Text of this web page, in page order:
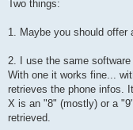
e
Two things:
1. Maybe you should offer
2. I use the same
With one it works fine...
retrieves the phone infos.
X is an "8" (mostly) or a
retrieved.